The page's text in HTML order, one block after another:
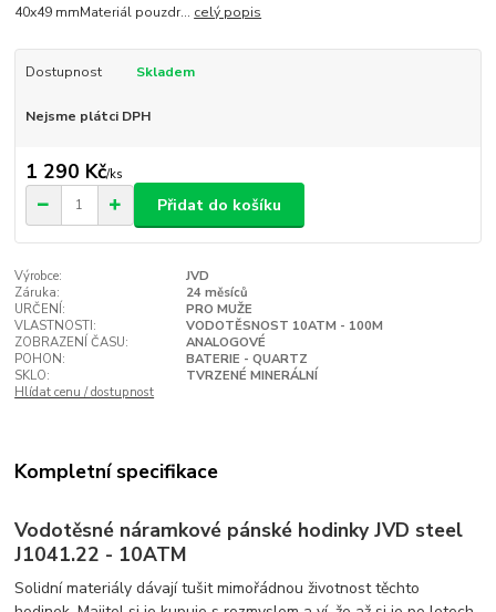
40x49 mmMateriál pouzdr... celý popis
Dostupnost Skladem
Nejsme plátci DPH
1 290 Kč/ks
Přidat do košíku
Výrobce:
JVD
Záruka:
24 měsíců
URČENÍ:
PRO MUŽE
VLASTNOSTI:
VODOTĚSNOST 10ATM - 100M
ZOBRAZENÍ ČASU:
ANALOGOVÉ
POHON:
BATERIE - QUARTZ
SKLO:
TVRZENÉ MINERÁLNÍ
Hlídat cenu / dostupnost
Kompletní specifikace
Vodotěsné náramkové pánské hodinky JVD steel
J1041.22 - 10ATM
Solidní materiály dávají tušit mimořádnou životnost těchto